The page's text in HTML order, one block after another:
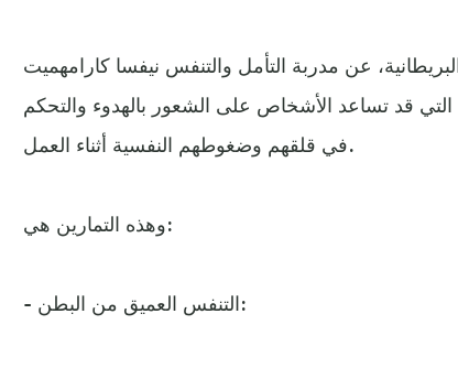
عن مدربة التأمل والتنفس نيفسا كارامهميت
قد تساعد الأشخاص على الشعور بالهدوء والتحكم
في قلقهم وضغوطهم النفسية أثناء العمل.
وهذه التمارين هي:
- التنفس العميق من البطن: